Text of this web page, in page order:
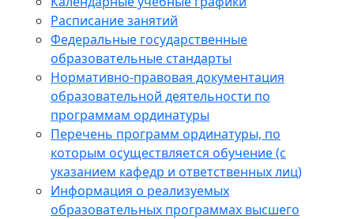
Расписание занятий
Федеральные государственные
образовательные стандарты
Нормативно-правовая документация
образовательной деятельности по
программам ординатуры
Перечень программ ординатуры, по
которым осуществляется обучение (с
указанием кафедр и ответственных лиц)
Информация о реализуемых
образовательных программах высшего